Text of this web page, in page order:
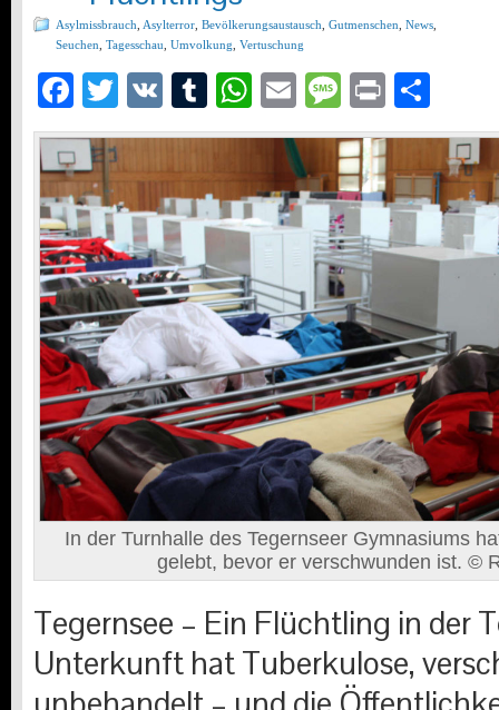
Asylmissbrauch Asylterror Bevölkerungsaustausch Gutmenschen News
Seuchen Tagesschau Umvolkung Vertuschung
Facebook
Twitter
VK Tumblr
WhatsApp
EmailMessage
Print
In der Turnhalle des Tegernseer Gymnasiums
gelebt, bevor er verschwunden ist. ©
Tegernsee – Ein Flüchtling in der
Unterkunft hat Tuberkulose,